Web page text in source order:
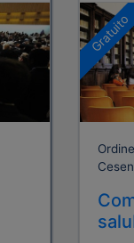
Gratuito